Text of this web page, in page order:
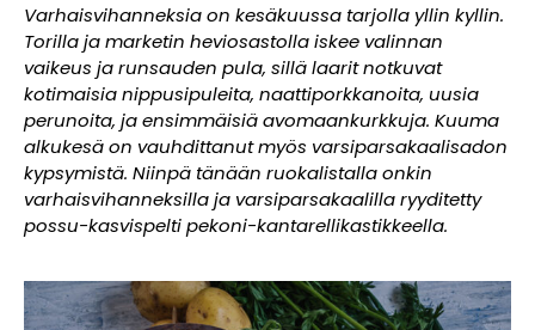
Varhaisvihanneksia on kesäkuussa tarjolla yllin kyllin.
Torilla ja marketin heviosastolla iskee valinnan
vaikeus ja runsauden pula, sillä laarit notkuvat
kotimaisia nippusipuleita, naattiporkkanoita, uusia
perunoita, ja ensimmäisiä avomaankurkkuja. Kuuma
alkukesä on vauhdittanut myös varsiparsakaalisadon
kypsymistä. Niinpä tänään ruokalistalla onkin
varhaisvihanneksilla ja varsiparsakaalilla ryyditetty
possu-kasvispelti pekoni-kantarellikastikkeella.